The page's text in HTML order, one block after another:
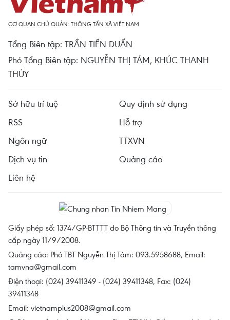
CƠ QUAN CHỦ QUẢN: THÔNG TẤN XÃ VIỆT NAM
Tổng Biên tập: TRẦN TIẾN DUẨN
Phó Tổng Biên tập: NGUYỄN THỊ TÁM, KHÚC THANH
THỦY
Sở hữu trí tuệ
Quy định sử dụng
RSS
Hỗ trợ
Ngôn ngữ
TTXVN
Dịch vụ tin
Quảng cáo
Liên hệ
Giấy phép số: 1374/GP-BTTTT do Bộ Thông tin và Truyền thông
cấp ngày 11/9/2008.
Quảng cáo: Phó TBT Nguyễn Thị Tám: 093.5958688, Email:
tamvna@gmail.com
Điện thoại: (024) 39411349 - (024) 39411348, Fax: (024)
39411348
Email: vietnamplus2008@gmail.com